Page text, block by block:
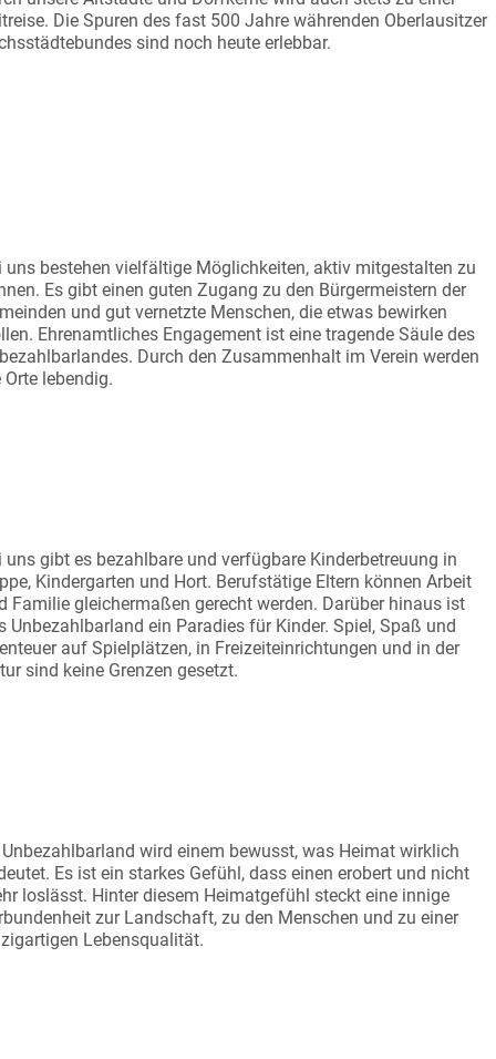
Die Spuren des fast 500 Jahre währenden Oberlausitzer
sind noch heute erlebbar.
uns bestehen vielfältige Möglichkeiten, aktiv mitgestalten zu
Es gibt einen guten Zugang zu den Bürgermeistern der
und gut vernetzte Menschen, die etwas bewirken
Ehrenamtliches Engagement ist eine tragende Säule des
Durch den Zusammenhalt im Verein werden
Orte lebendig.
uns gibt es bezahlbare und verfügbare Kinderbetreuung in
Kindergarten und Hort. Berufstätige Eltern können Arbeit
Familie gleichermaßen gerecht werden. Darüber hinaus ist
Unbezahlbarland ein Paradies für Kinder. Spiel, Spaß und
auf Spielplätzen, in Freizeiteinrichtungen und in der
sind keine Grenzen gesetzt.
wird einem bewusst, was Heimat wirklich
Es ist ein starkes Gefühl, dass einen erobert und nicht
loslässt. Hinter diesem Heimatgefühl steckt eine innige
zur Landschaft, zu den Menschen und zu einer
Lebensqualität.